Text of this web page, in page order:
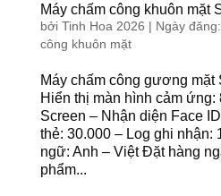
Máy chấm công khuôn mặt
bởi Tinh Hoa 2026 | Ngày
công khuôn mặt
Máy chấm công gương
Hiển thị màn hình cảm ứng:
Screen – Nhận diện Face
thẻ: 30.000 – Log ghi nhận:
ngữ: Anh – Việt Đặt hàng
phẩm...